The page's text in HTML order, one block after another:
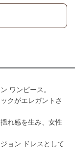
ワンピース。
クがエレガントさ
れ感を生み、女性
ョン ドレスとして